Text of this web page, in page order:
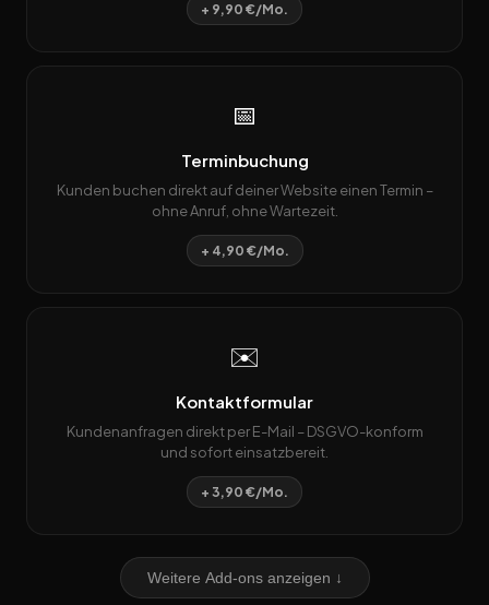
+ 9,90 €/Mo.
📅
Terminbuchung
Kunden buchen direkt auf deiner Website einen Termin –
ohne Anruf, ohne Wartezeit.
+ 4,90 €/Mo.
✉️
Kontaktformular
Kundenanfragen direkt per E-Mail – DSGVO-konform
und sofort einsatzbereit.
+ 3,90 €/Mo.
Weitere Add-ons anzeigen ↓